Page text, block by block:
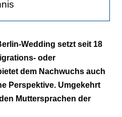
für beide Seiten auf
Übersetzen im
Wedding setzt seit 18
oder
dem Nachwuchs auch
Perspektive. Umgekehrt
Muttersprachen der